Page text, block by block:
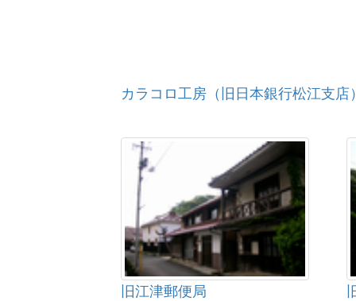
カラコロ工房（旧日本銀行松江支店
旧江津郵便局